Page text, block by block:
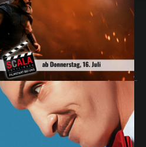
12:50
15:35
18:00
15:00
15:00
17:20
17:20